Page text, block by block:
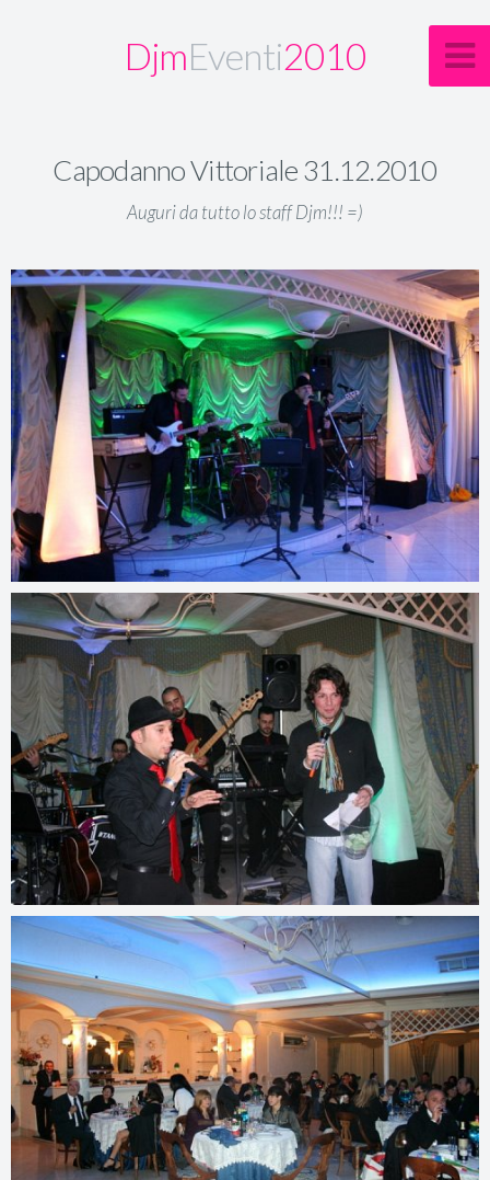
DjmEventi2010
Capodanno Vittoriale 31.12.2010
Auguri da tutto lo staff Djm!!! =)